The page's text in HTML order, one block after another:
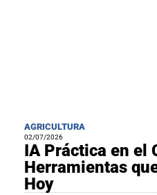
AGRICULTURA
02/07/2026
IA Práctica en el
Herramientas
Hoy